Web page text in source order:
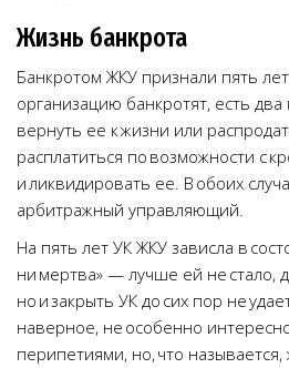
Жизнь банкрота
Банкротом ЖКУ признали пять
организацию банкротят, есть два
вернуть ее к жизни или
расплатиться по возможности с
и ликвидировать ее. В обоих
арбитражный управляющий.
На пять лет УК ЖКУ зависла в
ни мертва» — лучше ей не стало,
но и закрыть УК до сих пор не
наверное, не особенно
перипетиями, но, что